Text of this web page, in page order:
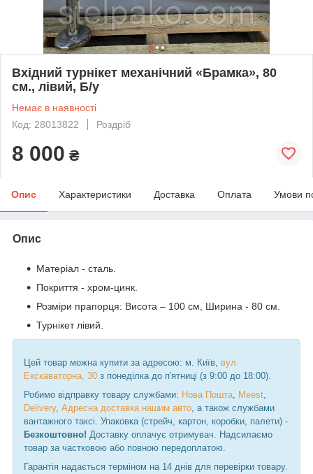
Вхідний турнікет механічний «Брамка», 80
см., лівий, Б/у
Немає в наявності
Код: 28013822
Роздріб
8 000 ₴
Опис Характеристики Доставка Оплата Умови
Опис
Матеріал - сталь.
Покриття - хром-цинк.
Розміри прапорця: Висота – 100 см, Ширина - 80 см.
Турнікет лівий.
Цей товар можна купити за адресою: м. Київ, вул.
Екскаваторна, 30 з понеділка до п'ятниці (з 9:00 до 18:00).
Робимо відправку товару службами: Нова Пошта Meest
Delivery, Адресна доставка нашим авто , а також службами
вантажного таксі. Упаковка (стрейч, картон, коробки, палети) -
Безкоштовно! Доставку оплачує отримувач. Надсилаємо
товар за частковою або повною передоплатою.
Гарантія надається терміном на 14 днів для перевірки товару.